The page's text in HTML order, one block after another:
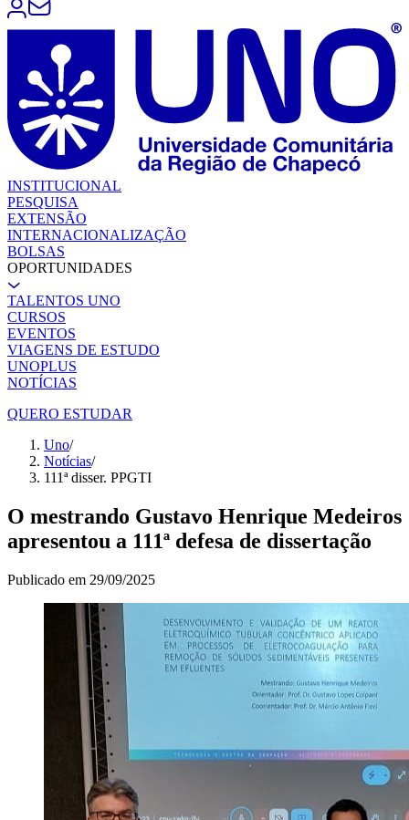
INSTITUCIONAL
PESQUISA
EXTENSÃO
INTERNACIONALIZAÇÃO
BOLSAS
OPORTUNIDADES
TALENTOS UNO
CURSOS
EVENTOS
VIAGENS DE ESTUDO
UNOPLUS
NOTÍCIAS
QUERO ESTUDAR
Uno/
Notícias/
111ª disser. PPGTI
O mestrando Gustavo Henrique Medeiros
apresentou a 111ª defesa de dissertação
Publicado em 29/09/2025